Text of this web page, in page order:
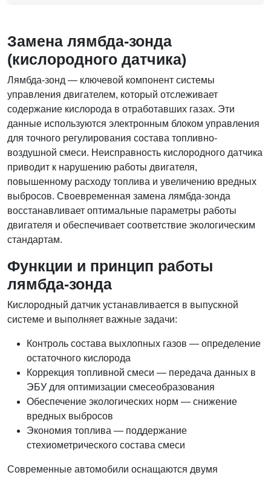
Замена лямбда-зонда
(кислородного датчика)
Лямбда-зонд — ключевой компонент системы
управления двигателем, который отслеживает
содержание кислорода в отработавших газах. Эти
данные используются электронным блоком управления
для точного регулирования состава топливно-
воздушной смеси. Неисправность кислородного датчика
приводит к нарушению работы двигателя,
повышенному расходу топлива и увеличению вредных
выбросов. Своевременная замена лямбда-зонда
восстанавливает оптимальные параметры работы
двигателя и обеспечивает соответствие экологическим
стандартам.
Функции и принцип работы
лямбда-зонда
Кислородный датчик устанавливается в выпускной
системе и выполняет важные задачи:
Контроль состава выхлопных газов — определение
остаточного кислорода
Коррекция топливной смеси — передача данных в
ЭБУ для оптимизации смесеобразования
Обеспечение экологических норм — снижение
вредных выбросов
Экономия топлива — поддержание
стехиометрического состава смеси
Современные автомобили оснащаются двумя